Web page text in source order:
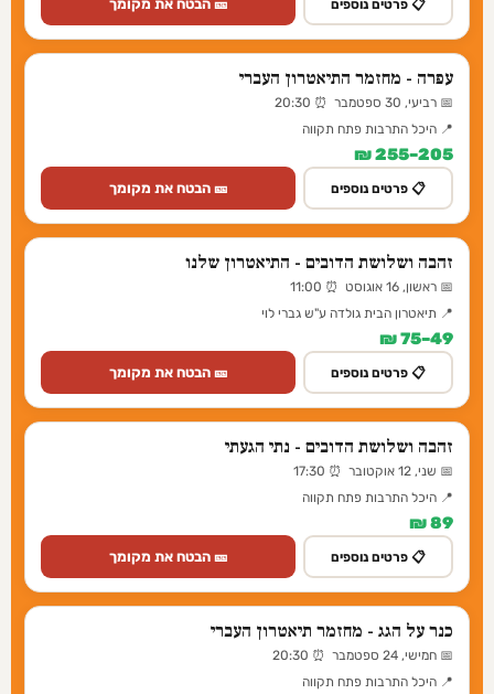
📋 פרטים נוספים 🎫 הבטח את מקומך
עפרה - מחזמר התיאטרון העברי
📅 רביעי, 30 ספטמבר ⏰ 20:30
📍 היכל התרבות פתח תקווה
205–255 ₪
📋 פרטים נוספים 🎫 הבטח את מקומך
זהבה ושלושת הדובים - התיאטרון שלנו
📅 ראשון, 16 אוגוסט ⏰ 11:00
📍 תיאטרון הבית גולדה ע"ש גברי לוי
49–75 ₪
📋 פרטים נוספים 🎫 הבטח את מקומך
זהבה ושלושת הדובים - נתי הגעתי
📅 שני, 12 אוקטובר ⏰ 17:30
📍 היכל התרבות פתח תקווה
89 ₪
📋 פרטים נוספים 🎫 הבטח את מקומך
כנר על הגג - מחזמר תיאטרון העברי
📅 חמישי, 24 ספטמבר ⏰ 20:30
📍 היכל התרבות פתח תקווה